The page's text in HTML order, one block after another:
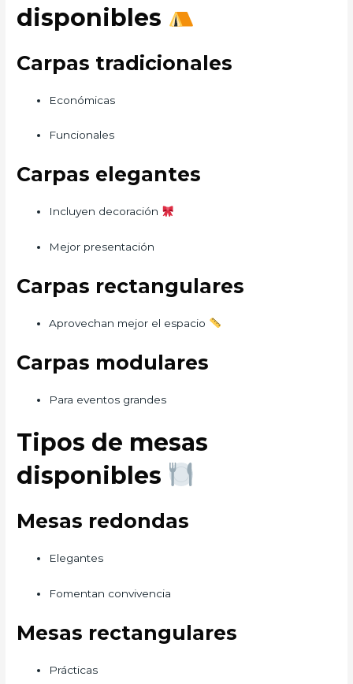
disponibles
Carpas tradicionales
Económicas
Funcionales
Carpas elegantes
Incluyen decoración
Mejor presentación
Carpas rectangulares
Aprovechan mejor el espacio
Carpas modulares
Para eventos grandes
Tipos de mesas
disponibles
Mesas redondas
Elegantes
Fomentan convivencia
Mesas rectangulares
Prácticas